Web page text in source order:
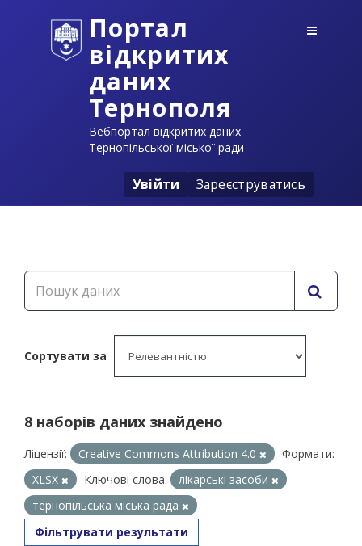
Портал
відкритих
даних
Тернополя
Вебпортал відкритих даних
Тернопільської міської ради
Увійти Зареєструватись
Сортувати за
8 наборів даних знайдено
Ліцензії: Creative Commons Attribution 4.0
Формати:
XLSX
Ключові слова:
лікарські засоби
тернопільська міська рада
Фільтрувати результати